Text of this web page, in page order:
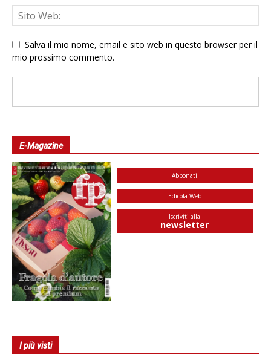
Salva il mio nome, email e sito web in questo browser per il
mio prossimo commento.
E-Magazine
Abbonati
Edicola Web
Iscriviti alla
newsletter
I più visti